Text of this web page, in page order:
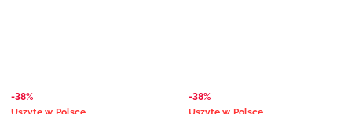
-38%
-38%